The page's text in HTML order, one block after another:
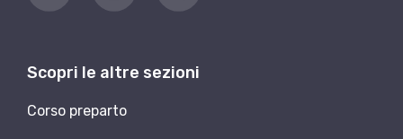
Scopri le altre sezioni
Corso preparto